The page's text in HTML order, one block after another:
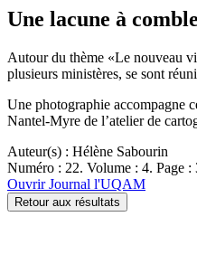
Une lacune à
Autour du thème «Le nouveau
plusieurs ministères, se sont
Une photographie accompagne
Nantel-Myre de l’atelier de
Auteur(s) : Hélène Sabourin
Numéro : 22. Volume : 4. Page :
Ouvrir Journal l'UQAM
Retour aux résultats